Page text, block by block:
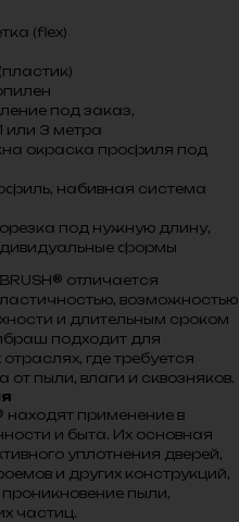
(flex)
под заказ,
или 3 метра
окраска профиля под
набивная система
под нужную длину,
формы
отличается
возможностью
и длительным сроком
подходит для
где требуется
пыли, влаги и сквозняков.
находят применение в
и быта. Их основная
уплотнения дверей,
и других конструкций,
пыли,
частиц.